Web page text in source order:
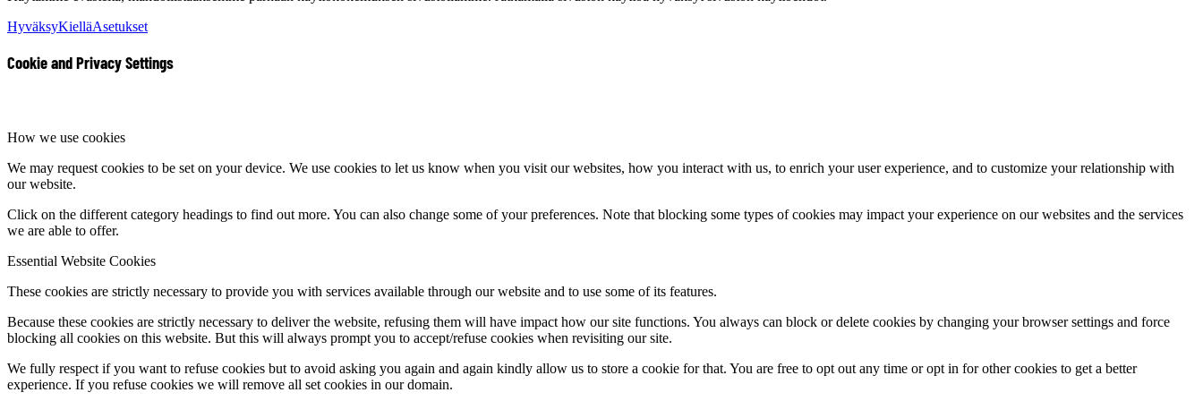
HyväksyKielläAsetukset
Cookie and Privacy Settings
How we use cookies
We may request cookies to be set on your device. We use cookies to let us know when you visit our websites, how you interact with us, to enrich your user experience, and to customize your relationship with
our website.
Click on the different category headings to find out more. You can also change some of your preferences. Note that blocking some types of cookies may impact your experience on our websites and the services
we are able to offer.
Essential Website Cookies
These cookies are strictly necessary to provide you with services available through our website and to use some of its features.
Because these cookies are strictly necessary to deliver the website, refusing them will have impact how our site functions. You always can block or delete cookies by changing your browser settings and force
blocking all cookies on this website. But this will always prompt you to accept/refuse cookies when revisiting our site.
We fully respect if you want to refuse cookies but to avoid asking you again and again kindly allow us to store a cookie for that. You are free to opt out any time or opt in for other cookies to get a better
experience. If you refuse cookies we will remove all set cookies in our domain.